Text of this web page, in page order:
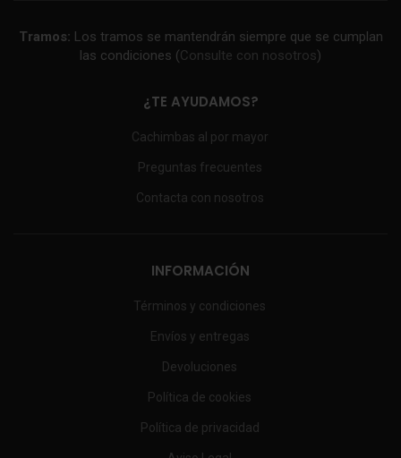
Tramos: Los tramos se mantendrán siempre que se cumplan
las condiciones (Consulte con nosotros)
¿TE AYUDAMOS?
Cachimbas al por mayor
Preguntas frecuentes
Contacta con nosotros
INFORMACIÓN
Términos y condiciones
Envíos y entregas
Devoluciones
Política de cookies
Política de privacidad